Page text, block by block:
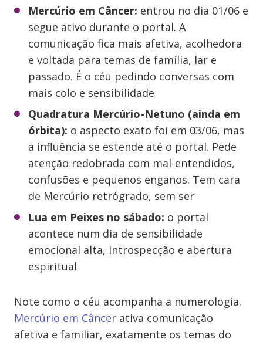
Mercúrio em Câncer: entrou no dia 01/06 e
segue ativo durante o portal. A
comunicação fica mais afetiva, acolhedora
e voltada para temas de família, lar e
passado. É o céu pedindo conversas com
mais colo e sensibilidade
Quadratura Mercúrio-Netuno (ainda em
órbita): o aspecto exato foi em 03/06, mas
a influência se estende até o portal. Pede
atenção redobrada com mal-entendidos,
confusões e pequenos enganos. Tem cara
de Mercúrio retrógrado, sem ser
Lua em Peixes no sábado: o portal
acontece num dia de sensibilidade
emocional alta, introspecção e abertura
espiritual
Note como o céu acompanha a numerologia.
Mercúrio em Câncer ativa comunicação
afetiva e familiar, exatamente os temas do